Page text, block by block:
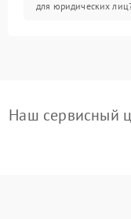
для юридических
Наш сервисный